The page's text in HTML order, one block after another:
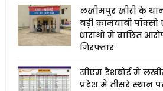
लखीमपुर खीरी के
बड़ी कामयाबी
धाराओं में वांछित
गिरफ्तार
सीएम डैशबोर्ड में
प्रदेश में तीसरे स्थान